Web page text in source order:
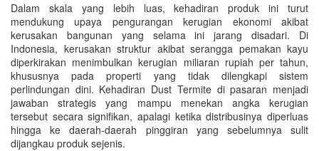
Dalam skala yang lebih luas, kehadiran produk ini turut
mendukung upaya pengurangan kerugian ekonomi akibat
kerusakan bangunan yang selama ini jarang disadari. Di
Indonesia, kerusakan struktur akibat serangga pemakan kayu
diperkirakan menimbulkan kerugian miliaran rupiah per tahun,
khususnya pada properti yang tidak dilengkapi sistem
perlindungan dini. Kehadiran Dust Termite di pasaran menjadi
jawaban strategis yang mampu menekan angka kerugian
tersebut secara signifikan, apalagi ketika distribusinya diperluas
hingga ke daerah-daerah pinggiran yang sebelumnya sulit
dijangkau produk sejenis.